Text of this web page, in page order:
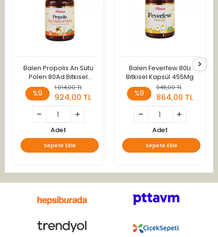
Balen Propolis Arı Sütü
Polen 80Ad Bitkisel
Kapsül 375Mg
%9
1.014,00 TL
924,00 TL
Adet
Sepete Ekle
Balen Feverfew 80Li
Bitkisel Kapsül 455Mg
%9
948,00 TL
864,00 TL
Adet
Sepete Ekle